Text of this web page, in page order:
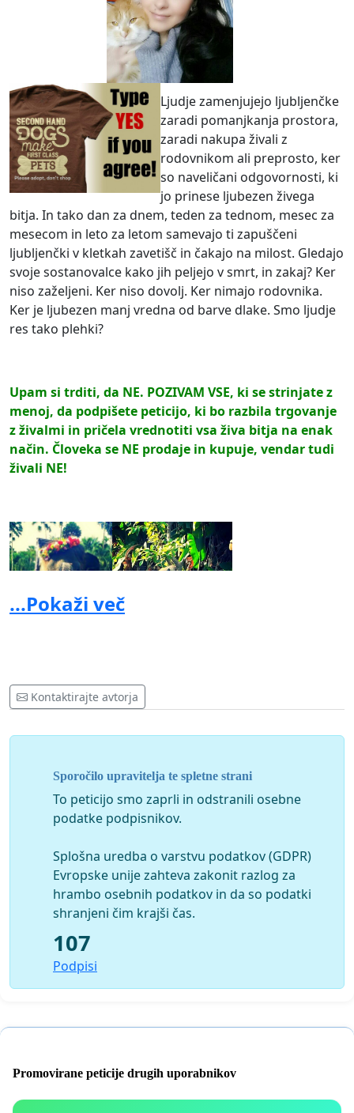
Ljudje zamenjujejo ljubljenčke
zaradi pomanjkanja prostora,
zaradi nakupa živali z
rodovnikom ali preprosto, ker
so naveličani odgovornosti, ki
jo prinese ljubezen živega
bitja. In tako dan za dnem, teden za tednom, mesec za
mesecom in leto za letom samevajo ti zapuščeni
ljubljenčki v kletkah zavetišč in čakajo na milost. Gledajo
svoje sostanovalce kako jih peljejo v smrt, in zakaj? Ker
niso zaželjeni. Ker niso dovolj. Ker nimajo rodovnika.
Ker je ljubezen manj vredna od barve dlake. Smo ljudje
res tako plehki?
Upam si trditi, da NE. POZIVAM VSE, ki se strinjate z
menoj, da podpišete peticijo, ki bo razbila trgovanje
z živalmi in pričela vrednotiti vsa živa bitja na enak
način. Človeka se NE prodaje in kupuje, vendar tudi
živali NE!
IZGOVORI SLABIH
PRIJATELJEV: https://www.facebook.com/official.peta/
...Pokaži več
Kontaktirajte avtorja
Sporočilo upravitelja te spletne strani
To peticijo smo zaprli in odstranili osebne
podatke podpisnikov.
Splošna uredba o varstvu podatkov (GDPR)
Evropske unije zahteva zakonit razlog za
hrambo osebnih podatkov in da so podatki
shranjeni čim krajši čas.
107
Podpisi
Promovirane peticije drugih uporabnikov